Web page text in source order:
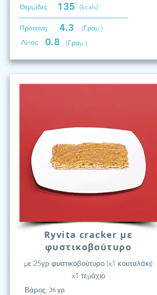
Θερμίδες 135 (kcals)
Προτεινη 4.3
(Γραμ.)
Λίπος
0.8 (Γραμ.)
Ryvita cracker με
φυστικοβούτυρο
με 25γρ φυστικοβούτυρο (x1 κουταλάκι)
x1 τεμάχιο
Βάρος: 36 γρ.